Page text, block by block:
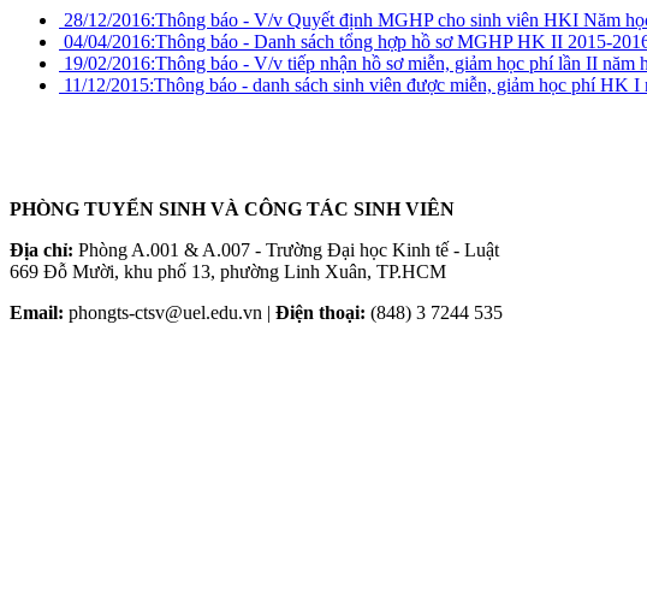
28/12/2016:Thông báo - V/v Quyết định MGHP cho sinh viên HKI Năm
04/04/2016:Thông báo - Danh sách tổng hợp hồ sơ MGHP HK II 2015-
19/02/2016:Thông báo - V/v tiếp nhận hồ sơ miễn, giảm học phí lần II năm
11/12/2015:Thông báo - danh sách sinh viên được miễn, giảm học phí HK I
PHÒNG TUYỂN SINH VÀ CÔNG TÁC SINH VIÊN
Địa chỉ: Phòng A.001 & A.007 - Trường Đại học Kinh tế - Luật
669 Đỗ Mười, khu phố 13, phường Linh Xuân, TP.HCM
Email: phongts-ctsv@uel.edu.vn | Điện thoại: (848) 3 7244 535